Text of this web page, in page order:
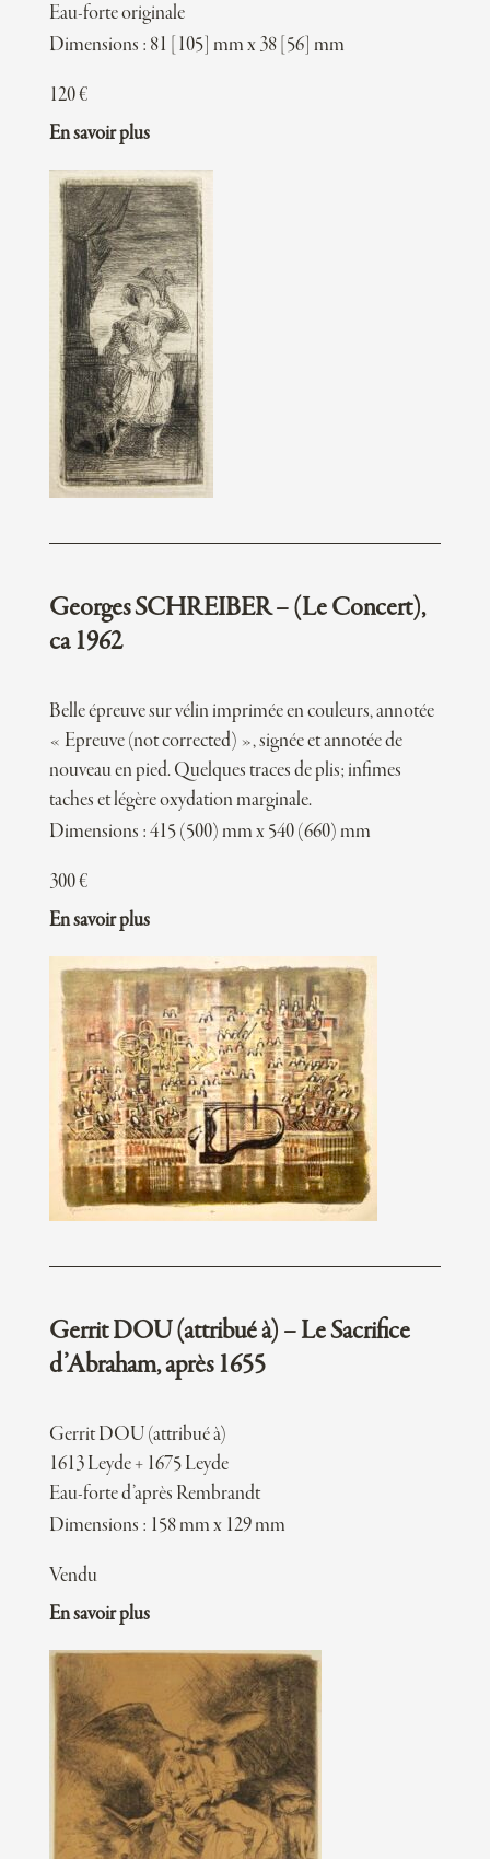
Eau-forte originale
Dimensions : 81 [105] mm x 38 [56] mm
120€
En savoir plus
Georges SCHREIBER – (Le Concert),
ca 1962
Belle épreuve sur vélin imprimée en couleurs, annotée
« Epreuve (not corrected) », signée et annotée de
nouveau en pied. Quelques traces de plis; infimes
taches et légère oxydation marginale.
Dimensions : 415 (500) mm x 540 (660) mm
300€
En savoir plus
Gerrit DOU (attribué à) – Le Sacrifice
d’Abraham, après 1655
Gerrit DOU (attribué à)
1613 Leyde + 1675 Leyde
Eau-forte d’après Rembrandt
Dimensions : 158 mm x 129 mm
Vendu
En savoir plus